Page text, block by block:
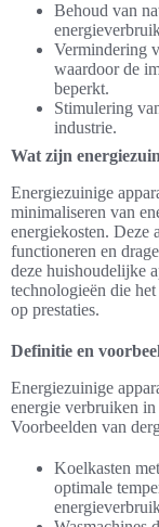
Behoud van
Vermindering
waardoor de
beperkt.
Stimulering
industrie.
Wat zijn
Energiezuinige
minimaliseren van
energiekosten. Deze
functioneren en
deze huishoudelijke
technologieën die
op prestaties.
Definitie en
Energiezuinige
energie verbruiken
Voorbeelden van
Koelkasten
optimale